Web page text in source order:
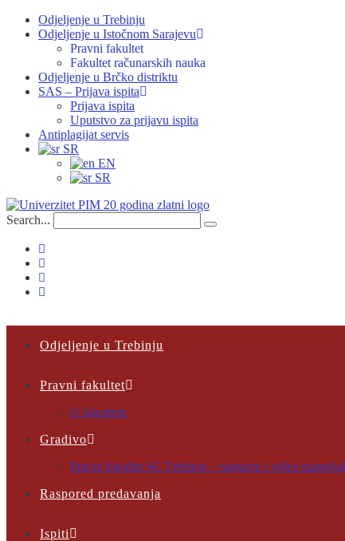
Odjeljenje u Trebinju
Odjeljenje u Istočnom Sarajevu
Pravni fakultet
Fakultet računarskih nauka
Odjeljenje u Brčko distriktu
SAS – Prijava ispita
Prijava ispita
Uputstvo za prijavu ispita
Antiplagijat servis
SR
EN
SR
Search...
Odjeljenje u Trebinju
Pravni fakultet
O fakultetu
Gradivo
Pravni fakultet SC Trebinje – nastavni i video materijal
Raspored predavanja
Ispiti